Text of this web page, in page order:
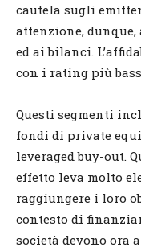
cautela sugli
attenzione,
ed ai bilanci.
con i rating più
Questi segmenti
fondi di private
leveraged buy-out.
effetto leva molto
raggiungere i loro
contesto di
società devono ora